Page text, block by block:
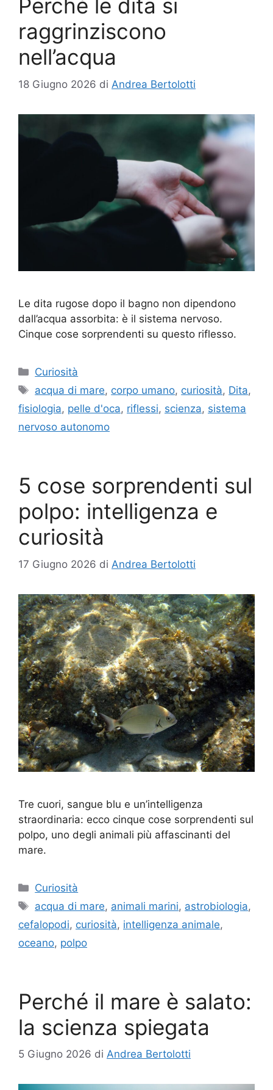
Perché le dita si
raggrinziscono
nell’acqua
18 Giugno 2026 di Andrea Bertolotti
Le dita rugose dopo il bagno non dipendono
dall’acqua assorbita: è il sistema nervoso.
Cinque cose sorprendenti su questo riflesso.
Categorie
Curiosità
Tag
acqua di mare, corpo umano, curiosità, Dita,
fisiologia, pelle d'oca, riflessi, scienza, sistema
nervoso autonomo
5 cose sorprendenti sul
polpo: intelligenza e
curiosità
17 Giugno 2026 di Andrea Bertolotti
Tre cuori, sangue blu e un’intelligenza
straordinaria: ecco cinque cose sorprendenti sul
polpo, uno degli animali più affascinanti del
mare.
Categorie
Curiosità
Tag
acqua di mare, animali marini, astrobiologia,
cefalopodi, curiosità, intelligenza animale,
oceano, polpo
Perché il mare è salato:
la scienza spiegata
5 Giugno 2026 di Andrea Bertolotti